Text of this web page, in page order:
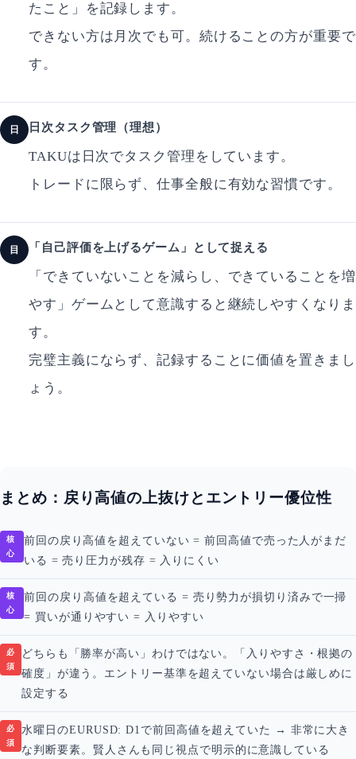
たこと」を記録します。
できない方は月次でも可。続けることの方が重要で
す。
日 日次タスク管理（理想）
TAKUは日次でタスク管理をしています。
トレードに限らず、仕事全般に有効な習慣です。
目 「自己評価を上げるゲーム」として捉える
「できていないことを減らし、できていることを増
やす」ゲームとして意識すると継続しやすくなりま
す。
完璧主義にならず、記録することに価値を置きまし
ょう。
まとめ：戻り高値の上抜けとエントリー優位性
核
心
前回の戻り高値を超えていない = 前回高値で売った人がまだ
いる = 売り圧力が残存 = 入りにくい
核
心
前回の戻り高値を超えている = 売り勢力が損切り済みで一掃
= 買いが通りやすい = 入りやすい
必
須
どちらも「勝率が高い」わけではない。「入りやすさ・根拠の
確度」が違う。エントリー基準を超えていない場合は厳しめに
設定する
必
須
水曜日のEURUSD: D1で前回高値を超えていた → 非常に大き
な判断要素。賢人さんも同じ視点で明示的に意識している